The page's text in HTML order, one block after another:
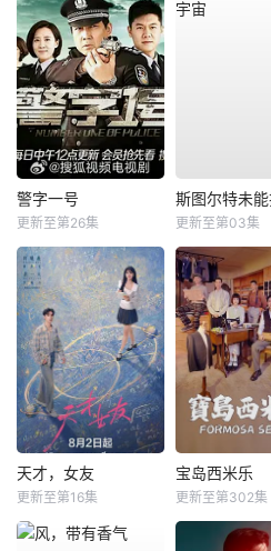
警字一号
更新至第26集 更新至第03集
天才，女友
更新至第16集
宝岛西米乐
更新至第302集